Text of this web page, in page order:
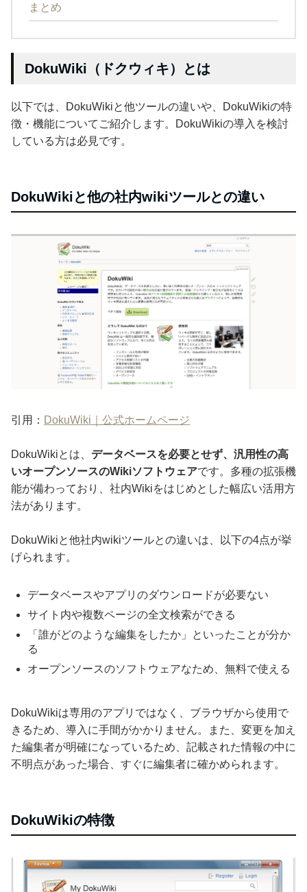
まとめ
DokuWiki（ドクウィキ）とは
以下では、DokuWikiと他ツールの違いや、DokuWikiの特
徴・機能についてご紹介します。DokuWikiの導入を検討
している方は必見です。
DokuWikiと他の社内wikiツールとの違い
引用： DokuWiki｜公式ホームページ
DokuWikiとは、 データベースを必要とせず、汎用性の高
いオープンソースのWikiソフトウェアです。多種の拡張機
能が備わっており、社内Wikiをはじめとした幅広い活用方
法があります。
DokuWikiと他社内wikiツールとの違いは、以下の4点が挙
げられます。
データベースやアプリのダウンロードが必要ない
サイト内や複数ページの全文検索ができる
「誰がどのような編集をしたか」といったことが分か
る
オープンソースのソフトウェアなため、無料で使える
DokuWikiは専用のアプリではなく、ブラウザから使用で
きるため、導入に手間がかかりません。また、変更を加え
た編集者が明確になっているため、記載された情報の中に
不明点があった場合、すぐに編集者に確かめられます。
DokuWikiの特徴